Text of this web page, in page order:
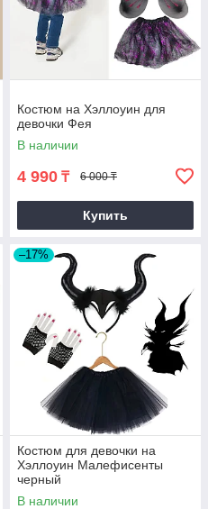
Костюм на Хэллоуин для
девочки Фея
В наличии
4 990 ₸ 6 000 ₸
Купить
–17%
Костюм для девочки на
Хэллоуин Малефисенты
черный
В наличии